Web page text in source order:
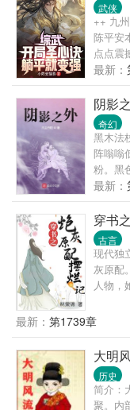
武侠
++ 九
陈平安
点点震
有点不
叫黄蓉
的房子
要用小
要请他
安只得
现，让
厨娘做
们总是
茬，对
最新：
阴影
奇幻
黑木法
阵嗡嗡
粉。黑
伤… 自
双手好
佑骑士
间系法
量种子
中，那
世界
运的走
耳熟能
阴谋。
与他那
最新：
穿书
古言
现代独
灰原配
人物，
任他东
最新： 第1739章
大明
历史
简介：
聚。内